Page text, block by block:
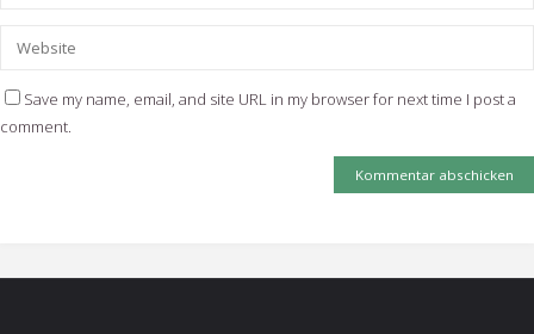
Save my name, email, and site URL in my browser for next time I post a
comment.